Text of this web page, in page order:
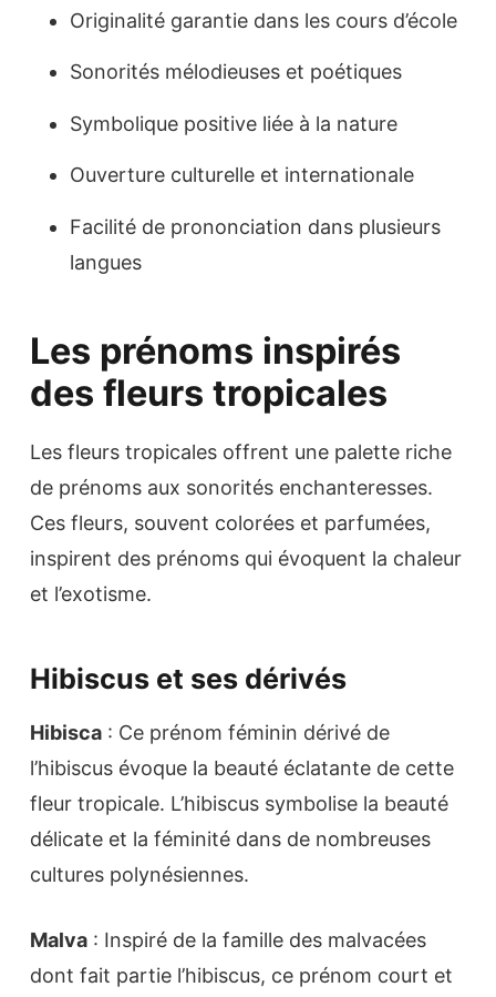
Originalité garantie dans les cours d’école
Sonorités mélodieuses et poétiques
Symbolique positive liée à la nature
Ouverture culturelle et internationale
Facilité de prononciation dans plusieurs
langues
Les prénoms inspirés
des fleurs tropicales
Les fleurs tropicales offrent une palette riche
de prénoms aux sonorités enchanteresses.
Ces fleurs, souvent colorées et parfumées,
inspirent des prénoms qui évoquent la chaleur
et l’exotisme.
Hibiscus et ses dérivés
Hibisca : Ce prénom féminin dérivé de
l’hibiscus évoque la beauté éclatante de cette
fleur tropicale. L’hibiscus symbolise la beauté
délicate et la féminité dans de nombreuses
cultures polynésiennes.
Malva : Inspiré de la famille des malvacées
dont fait partie l’hibiscus, ce prénom court et